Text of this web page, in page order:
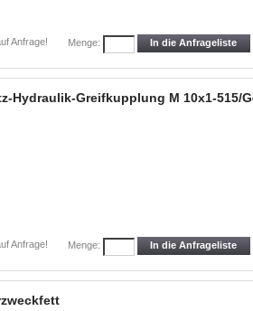
Anfrage! Menge: In die Anfrageliste
Hydraulik-Greifkupplung M 10x1-515/
Anfrage! Menge: In die Anfrageliste